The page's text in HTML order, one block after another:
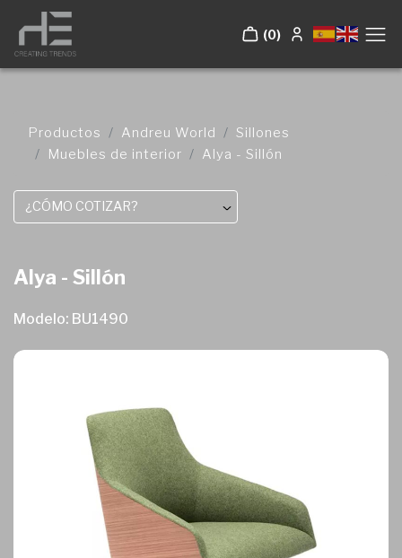
(0)
Productos Andreu World
Sillones
Muebles de interior
Alya - Sillón
¿CÓMO COTIZAR?
Alya - Sillón
Modelo: BU1490